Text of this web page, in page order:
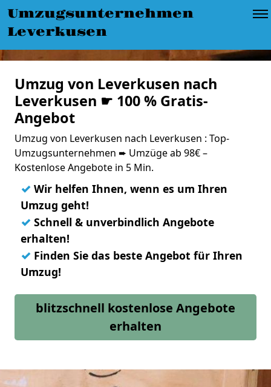
Umzugsunternehmen
Leverkusen
Umzug von Leverkusen nach
Leverkusen ☛ 100 % Gratis-
Angebot
Umzug von Leverkusen nach Leverkusen : Top-
Umzugsunternehmen ➨ Umzüge ab 98€ –
Kostenlose Angebote in 5 Min.
✓ Wir helfen Ihnen, wenn es um Ihren
Umzug geht!
✓ Schnell & unverbindlich Angebote
erhalten!
✓ Finden Sie das beste Angebot für Ihren
Umzug!
blitzschnell kostenlose Angebote
erhalten